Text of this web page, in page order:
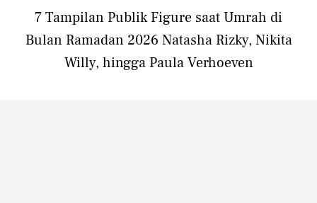
7 Tampilan Publik Figure saat Umrah di
Bulan Ramadan 2026 Natasha Rizky, Nikita
Willy, hingga Paula Verhoeven